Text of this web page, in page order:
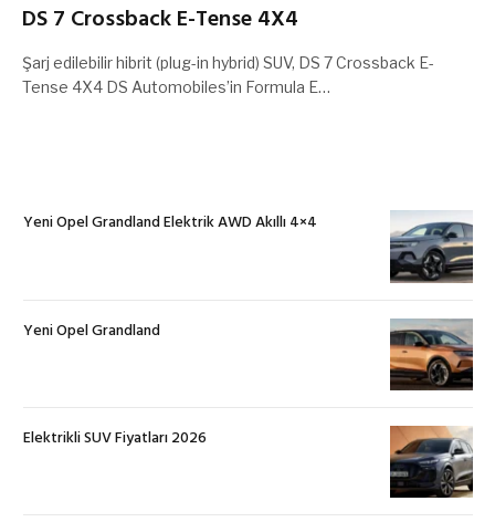
DS 7 Crossback E-Tense 4X4
Şarj edilebilir hibrit (plug-in hybrid) SUV, DS 7 Crossback E-
Tense 4X4 DS Automobiles’in Formula E…
Yeni Opel Grandland Elektrik AWD Akıllı 4×4
Yeni Opel Grandland
Elektrikli SUV Fiyatları 2026